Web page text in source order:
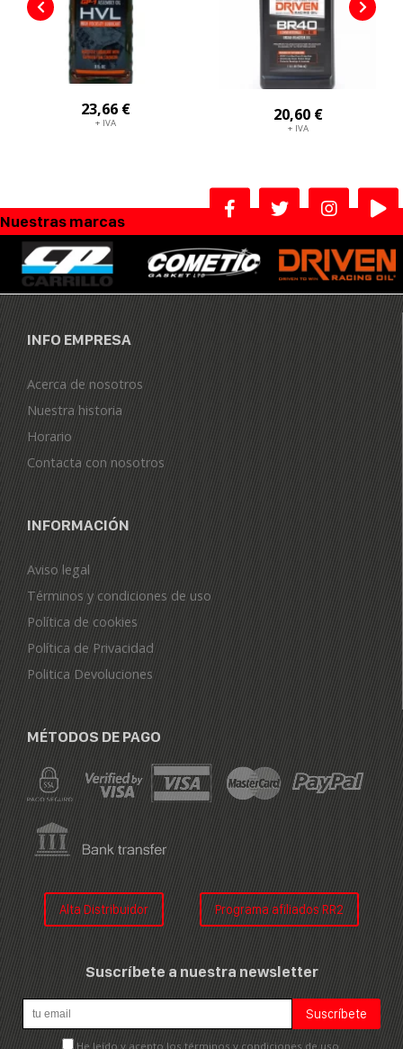
23,66 €
+ IVA 20,60 €
+ IVA
Nuestras marcas
INFO EMPRESA
Acerca de nosotros
Nuestra historia
Horario
Contacta con nosotros
INFORMACIÓN
Aviso legal
Términos y condiciones de uso
Política de cookies
Política de Privacidad
Politica Devoluciones
MÉTODOS DE PAGO
Alta Distribuidor Programa afiliados RR2
Suscríbete a nuestra newsletter
He leído y acepto los términos y condiciones de uso.